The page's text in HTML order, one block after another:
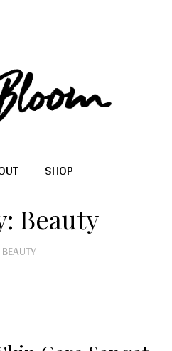
SHOP
Beauty
BEAUTY